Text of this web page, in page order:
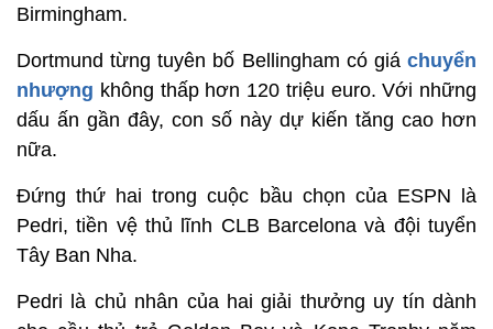
Birmingham.
Dortmund từng tuyên bố Bellingham có giá chuyển
nhượng không thấp hơn 120 triệu euro. Với những
dấu ấn gần đây, con số này dự kiến tăng cao hơn
nữa.
Đứng thứ hai trong cuộc bầu chọn của ESPN là
Pedri, tiền vệ thủ lĩnh CLB Barcelona và đội tuyển
Tây Ban Nha.
Pedri là chủ nhân của hai giải thưởng uy tín dành